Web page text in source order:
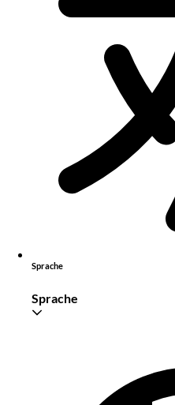
Sprache
Sprache